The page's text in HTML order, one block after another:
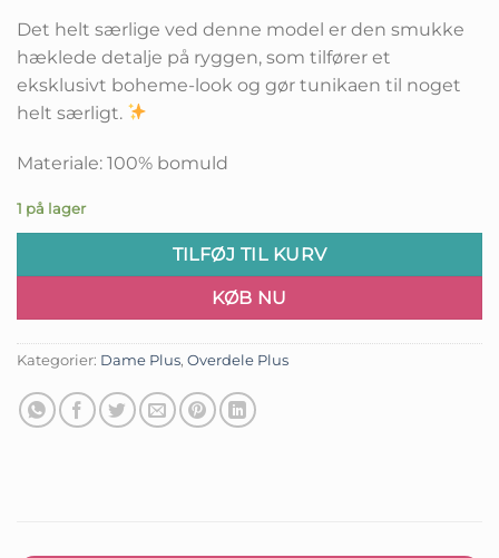
Det helt særlige ved denne model er den smukke
hæklede detalje på ryggen, som tilfører et
eksklusivt boheme-look og gør tunikaen til noget
helt særligt.
Materiale: 100% bomuld
1 på lager
TILFØJ TIL KURV
KØB NU
Kategorier: Dame Plus, Overdele Plus